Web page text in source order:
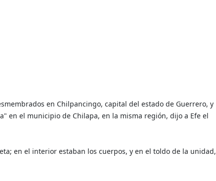
en Chilpancingo, capital del estado de Guerrero, y
en el municipio de Chilapa, en la misma región, dijo a Efe el
en el interior estaban los cuerpos, y en el toldo de la unidad,